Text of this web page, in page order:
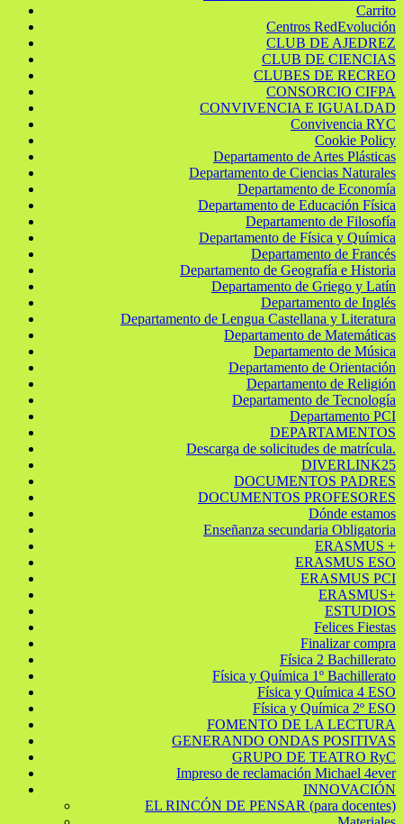
Carrito
Centros RedEvolución
CLUB DE AJEDREZ
CLUB DE CIENCIAS
CLUBES DE RECREO
CONSORCIO CIFPA
CONVIVENCIA E IGUALDAD
Convivencia RYC
Cookie Policy
Departamento de Artes Plásticas
Departamento de Ciencias Naturales
Departamento de Economía
Departamento de Educación Física
Departamento de Filosofía
Departamento de Física y Química
Departamento de Francés
Departamento de Geografía e Historia
Departamento de Griego y Latín
Departamento de Inglés
Departamento de Lengua Castellana y Literatura
Departamento de Matemáticas
Departamento de Música
Departamento de Orientación
Departamento de Religión
Departamento de Tecnología
Departamento PCI
DEPARTAMENTOS
Descarga de solicitudes de matrícula.
DIVERLINK25
DOCUMENTOS PADRES
DOCUMENTOS PROFESORES
Dónde estamos
Enseñanza secundaria Obligatoria
ERASMUS +
ERASMUS ESO
ERASMUS PCI
ERASMUS+
ESTUDIOS
Felices Fiestas
Finalizar compra
Física 2 Bachillerato
Física y Química 1º Bachillerato
Física y Química 4 ESO
Física y Química 2º ESO
FOMENTO DE LA LECTURA
GENERANDO ONDAS POSITIVAS
GRUPO DE TEATRO RyC
Impreso de reclamación Michael 4ever
INNOVACIÓN
EL RINCÓN DE PENSAR (para docentes)